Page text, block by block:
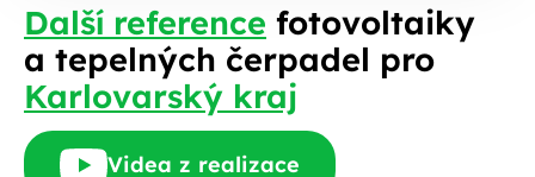
Další reference fotovoltaiky
a tepelných čerpadel pro
Karlovarský kraj
Videa z realizace